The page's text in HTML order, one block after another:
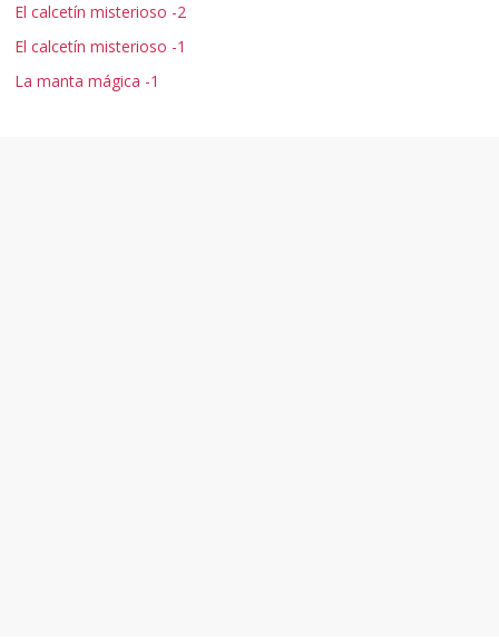
El calcetín misterioso -2
El calcetín misterioso -1
La manta mágica -1